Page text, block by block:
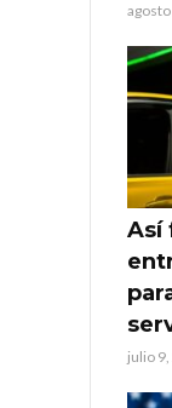
Así
julio